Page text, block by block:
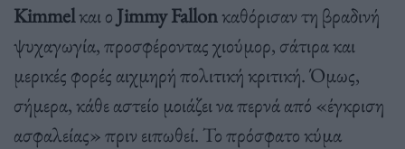
Kimmelκαι ο Jimmy Fallonκαθόρισαν τη βραδινή
ψυχαγωγία, προσφέροντας χιούμορ, σάτιρα και
μερικές φορές αιχμηρή πολιτική κριτική. Όμως,
σήμερα, κάθε αστείο μοιάζει να περνά από «έγκριση
ασφαλείας» πριν ειπωθεί. Το πρόσφατο κύμα